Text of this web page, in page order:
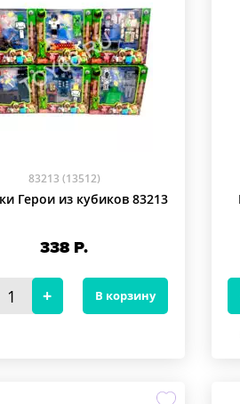
83213 (13512)
Герои из кубиков 83213
338 Р.
В корзину